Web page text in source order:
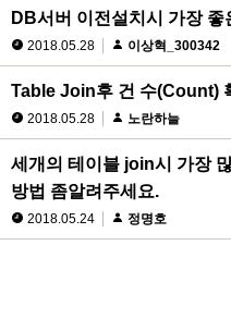
DB서버 이전설치시 가장
2018.05.28 이상혁_300342
Table Join후 건 수(Count)
2018.05.28 노란하늘
세개의 테이블 join시 가장
방법 좀알려주세요.
2018.05.24 정명호